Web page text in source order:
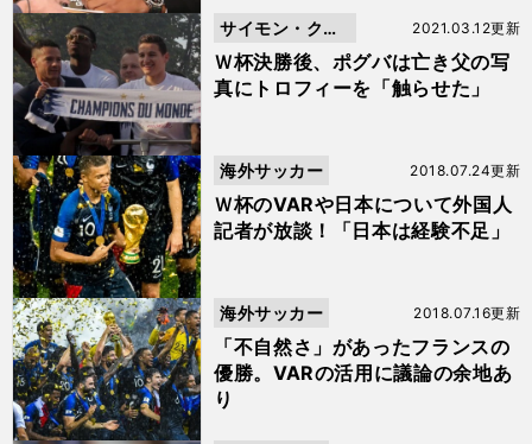
Ｗ杯決勝後、ポグバは亡き父の写
真にトロフィーを「触らせた」
2021.03.12更新
サイモン・クー
パー
Ｗ杯のVARや日本について外国人
記者が放談！「日本は経験不足」
2018.07.24更新
海外サッカー
「不自然さ」があったフランスの
優勝。VARの活用に議論の余地あ
り
2018.07.16更新
海外サッカー